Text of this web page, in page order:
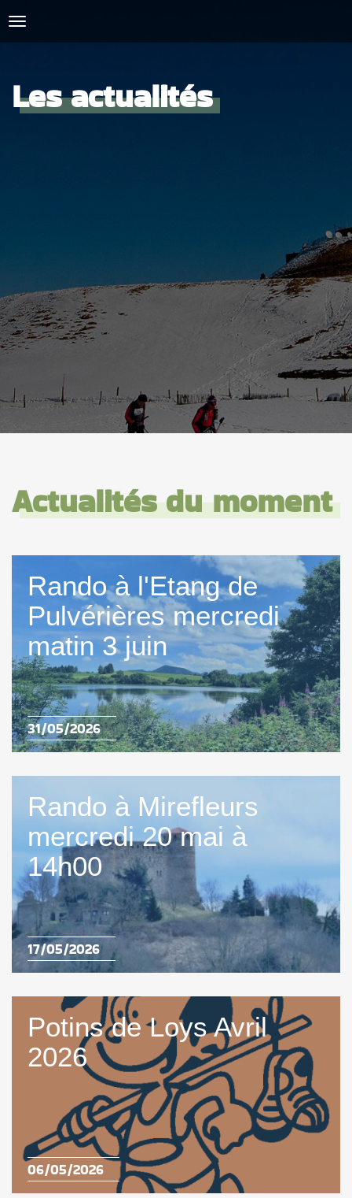
SPIRIDON
Les actualités
Actualités du moment
Rando à l'Etang de
Pulvérières mercredi
matin 3 juin
31/05/2026
Rando à Mirefleurs
mercredi 20 mai à
14h00
17/05/2026
Potins de Loys Avril
2026
06/05/2026